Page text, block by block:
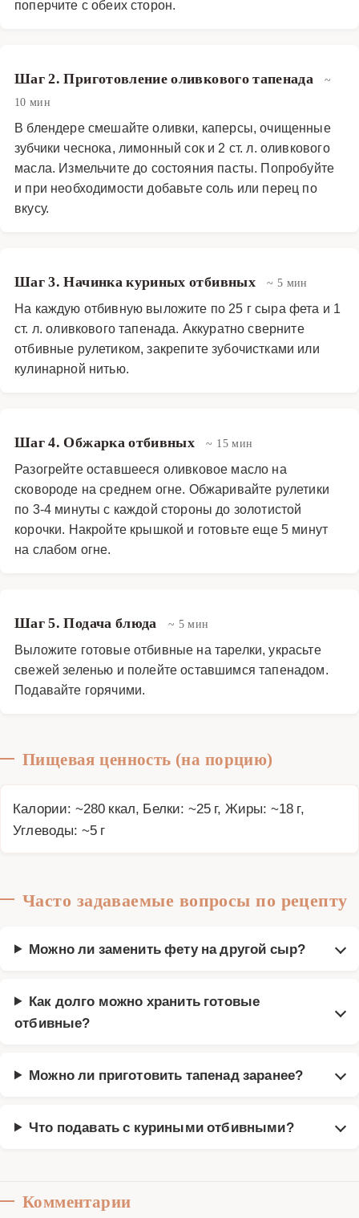
поперчите с обеих сторон.
Шаг 2. Приготовление оливкового тапенада
~
10 мин
В блендере смешайте оливки, каперсы, очищенные
зубчики чеснока, лимонный сок и 2 ст. л. оливкового
масла. Измельчите до состояния пасты. Попробуйте
и при необходимости добавьте соль или перец по
вкусу.
Шаг 3. Начинка куриных отбивных ~ 5 мин
На каждую отбивную выложите по 25 г сыра фета и 1
ст. л. оливкового тапенада. Аккуратно сверните
отбивные рулетиком, закрепите зубочистками или
кулинарной нитью.
Шаг 4. Обжарка отбивных ~ 15 мин
Разогрейте оставшееся оливковое масло на
сковороде на среднем огне. Обжаривайте рулетики
по 3-4 минуты с каждой стороны до золотистой
корочки. Накройте крышкой и готовьте еще 5 минут
на слабом огне.
Шаг 5. Подача блюда ~ 5 мин
Выложите готовые отбивные на тарелки, украсьте
свежей зеленью и полейте оставшимся тапенадом.
Подавайте горячими.
Пищевая ценность (на порцию)
Калории: ~280 ккал, Белки: ~25 г, Жиры: ~18 г,
Углеводы: ~5 г
Часто задаваемые вопросы по рецепту
Можно ли заменить фету на другой сыр?
Как долго можно хранить готовые
отбивные?
Можно ли приготовить тапенад заранее?
Что подавать с куриными отбивными?
Комментарии